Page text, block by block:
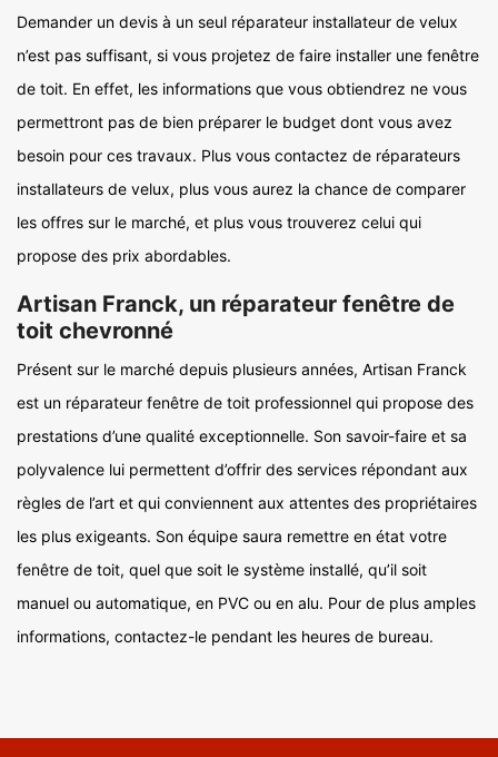
Demander un devis à un seul réparateur installateur de velux
n’est pas suffisant, si vous projetez de faire installer une fenêtre
de toit. En effet, les informations que vous obtiendrez ne vous
permettront pas de bien préparer le budget dont vous avez
besoin pour ces travaux. Plus vous contactez de réparateurs
installateurs de velux, plus vous aurez la chance de comparer
les offres sur le marché, et plus vous trouverez celui qui
propose des prix abordables.
Artisan Franck, un réparateur fenêtre de
toit chevronné
Présent sur le marché depuis plusieurs années, Artisan Franck
est un réparateur fenêtre de toit professionnel qui propose des
prestations d’une qualité exceptionnelle. Son savoir-faire et sa
polyvalence lui permettent d’offrir des services répondant aux
règles de l’art et qui conviennent aux attentes des propriétaires
les plus exigeants. Son équipe saura remettre en état votre
fenêtre de toit, quel que soit le système installé, qu’il soit
manuel ou automatique, en PVC ou en alu. Pour de plus amples
informations, contactez-le pendant les heures de bureau.